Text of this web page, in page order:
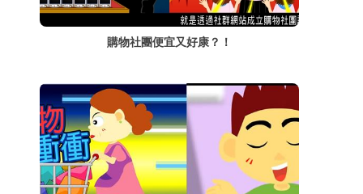
購物社團便宜又好康？！